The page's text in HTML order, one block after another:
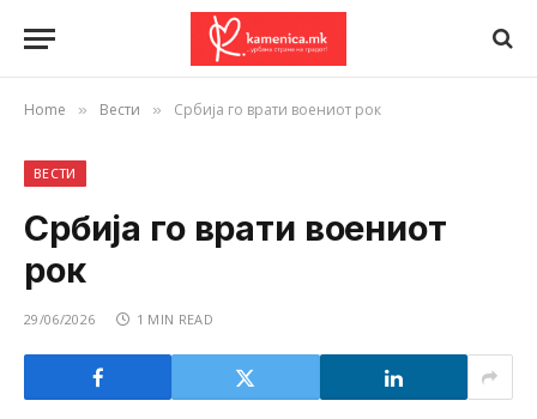
Home » Вести » Србија го врати воениот рок
ВЕСТИ
Србија го врати воениот
рок
29/06/2026 1 MIN READ